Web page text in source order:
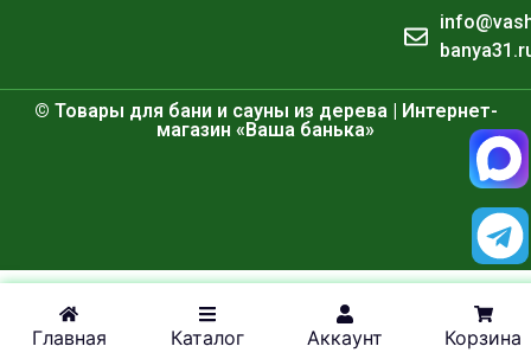
Главная Каталог Аккаунт Корзина
© Товары для бани и сауны из дерева | Интернет-
магазин «Ваша банька»